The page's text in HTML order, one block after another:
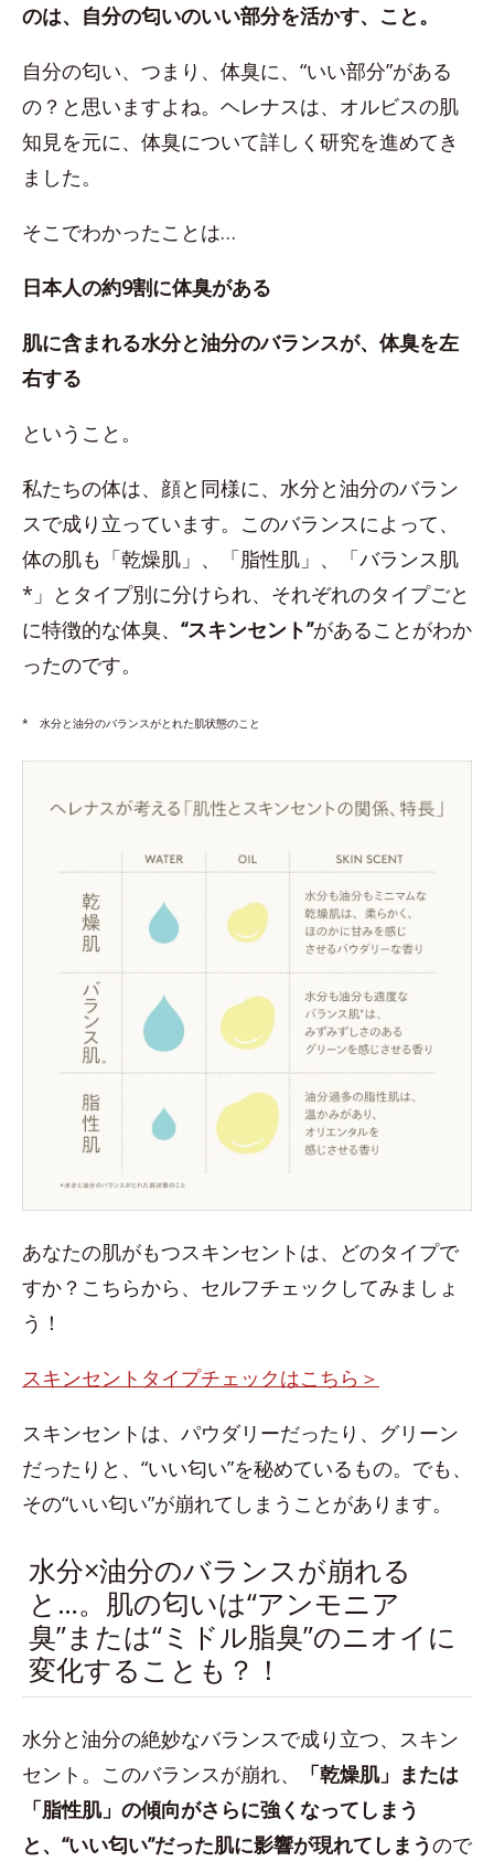
のは、自分の匂いのいい部分を活かす、こと。
自分の匂い、つまり、体臭に、“いい部分”がある
の？と思いますよね。ヘレナスは、オルビスの肌
知見を元に、体臭について詳しく研究を進めてき
ました。
そこでわかったことは…
日本人の約9割に体臭がある
肌に含まれる水分と油分のバランスが、体臭を左
右する
ということ。
私たちの体は、顔と同様に、水分と油分のバラン
スで成り立っています。このバランスによって、
体の肌も「乾燥肌」、「脂性肌」、「バランス肌
*」とタイプ別に分けられ、それぞれのタイプごと
に特徴的な体臭、 “スキンセント”があることがわか
ったのです。
* 水分と油分のバランスがとれた肌状態のこと
あなたの肌がもつスキンセントは、どのタイプで
すか？こちらから、セルフチェックしてみましょ
う！
スキンセントタイプチェックはこちら＞
スキンセントは、パウダリーだったり、グリーン
だったりと、“いい匂い”を秘めているもの。でも、
その“いい匂い”が崩れてしまうことがあります。
水分×油分のバランスが崩れる
と…。肌の匂いは“アンモニア
臭”または“ミドル脂臭”のニオイに
変化することも？！
水分と油分の絶妙なバランスで成り立つ、スキン
セント。このバランスが崩れ、
「乾燥肌」または
「脂性肌」の傾向がさらに強くなってしまう
と、“いい匂い”だった肌に影響が現れてしまうので